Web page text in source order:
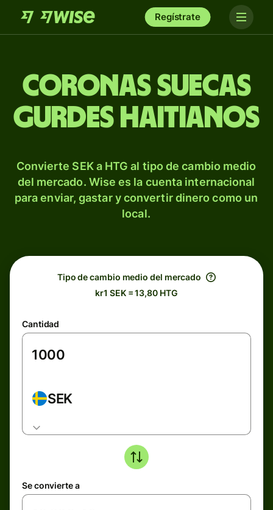
Regístrate
Coronas suecas
gurdes haitianos
Convierte SEK a HTG al tipo de cambio medio
del mercado. Wise es la cuenta internacional
para enviar, gastar y convertir dinero como un
local.
Tipo de cambio medio del mercado
kr1 SEK = 13,80 HTG
Cantidad
SEK
Se convierte a